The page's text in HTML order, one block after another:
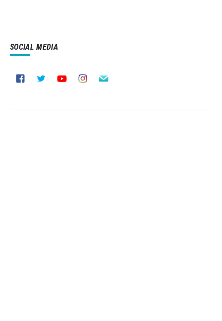
SOCIAL MEDIA